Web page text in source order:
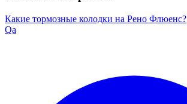
Какие тормозные колодки на Рено Флюенс?
Qa